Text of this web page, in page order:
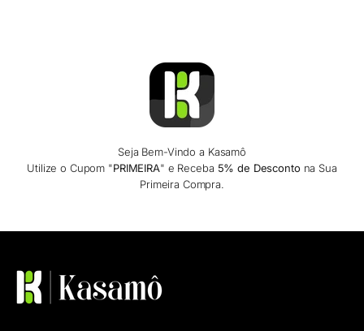
Seja Bem-Vindo a Kasamô
Utilize o Cupom "PRIMEIRA" e Receba 5% de Desconto na Sua
Primeira Compra.